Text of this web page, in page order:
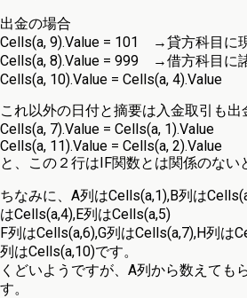
出金の場合
Cells(a, 9).Value = 101 →貸方科目に
Cells(a, 8).Value = 999 →借方科目に
Cells(a, 10).Value = Cells(a, 4).Value
これ以外の日付と摘要は入金取引も出
Cells(a, 7).Value = Cells(a, 1).Value
Cells(a, 11).Value = Cells(a, 2).Value
と、この２行はIF関数とは関係のない
ちなみに、A列はCells(a,1),B列は
はCells(a,4),E列はCells(a,5)
F列はCells(a,6),G列はCells(a,7),H列は
列はCells(a,10)です。
くどいようですが、A列から数えても
す。